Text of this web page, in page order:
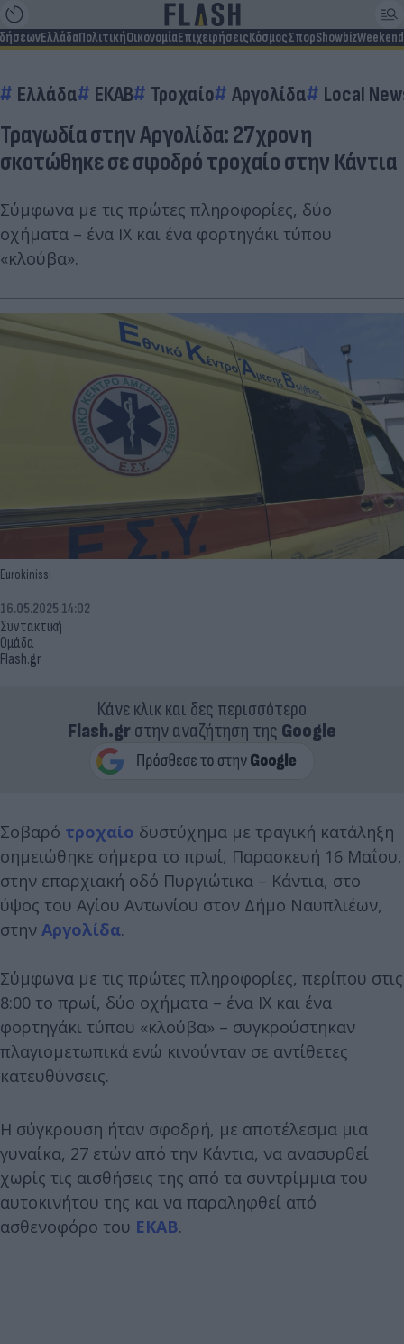
ΕλλάδαΠολιτικήΟικονομίαΕπιχειρήσειςΚόσμοςΣπορShowbizWeekend
Ελλάδα ΕΚΑΒ Τροχαίο Αργολίδα Local
Τραγωδία στην Αργολίδα: 27χρονη
σκοτώθηκε σε σφοδρό τροχαίο στην Κάντια
Σύμφωνα με τις πρώτες πληροφορίες, δύο
οχήματα – ένα ΙΧ και ένα φορτηγάκι τύπου
«κλούβα».
Eurokinissi
Συντακτική
Ομάδα
Flash.gr
16.05.2025 14:02
Κάνε κλικ και δες περισσότερο
Flash.grστην αναζήτηση της Google
Σοβαρό τροχαίο δυστύχημα με τραγική κατάληξη
σημειώθηκε σήμερα το πρωί, Παρασκευή 16 Μαΐου,
στην επαρχιακή οδό Πυργιώτικα – Κάντια, στο
ύψος του Αγίου Αντωνίου στον Δήμο Ναυπλιέων,
στην Αργολίδα.
Σύμφωνα με τις πρώτες πληροφορίες, περίπου στις
8:00 το πρωί, δύο οχήματα – ένα ΙΧ και ένα
φορτηγάκι τύπου «κλούβα» – συγκρούστηκαν
πλαγιομετωπικά ενώ κινούνταν σε αντίθετες
κατευθύνσεις.
Η σύγκρουση ήταν σφοδρή, με αποτέλεσμα μια
γυναίκα, 27 ετών από την Κάντια, να ανασυρθεί
χωρίς τις αισθήσεις της από τα συντρίμμια του
αυτοκινήτου της και να παραληφθεί από
ασθενοφόρο του ΕΚΑΒ.